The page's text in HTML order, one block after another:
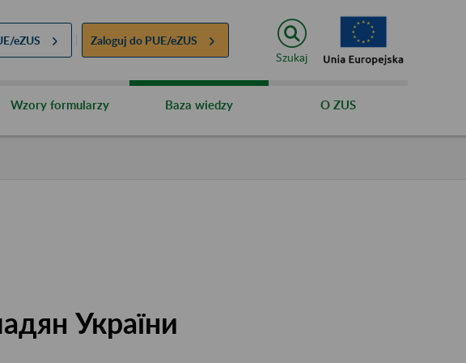
eZUS Zaloguj do PUE/eZUS
Szukaj
Wzory formularzy Baza wiedzy O ZUS
України